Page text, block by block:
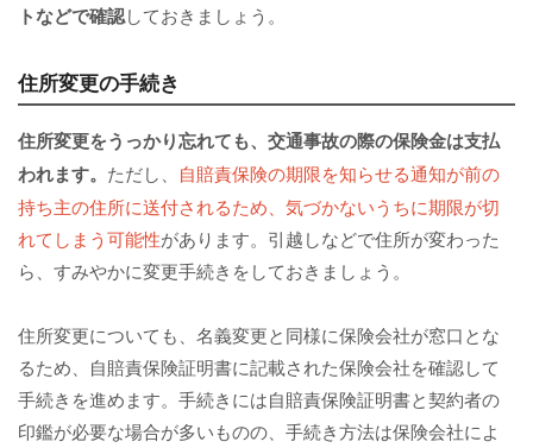
トなどで確認しておきましょう。
住所変更の手続き
住所変更をうっかり忘れても、交通事故の際の保険金は支払
われます。 ただし、 自賠責保険の期限を知らせる通知が前の
持ち主の住所に送付されるため、気づかないうちに期限が切
れてしまう可能性があります。引越しなどで住所が変わった
ら、すみやかに変更手続きをしておきましょう。
住所変更についても、名義変更と同様に保険会社が窓口とな
るため、自賠責保険証明書に記載された保険会社を確認して
手続きを進めます。手続きには自賠責保険証明書と契約者の
印鑑が必要な場合が多いものの、手続き方法は保険会社によ